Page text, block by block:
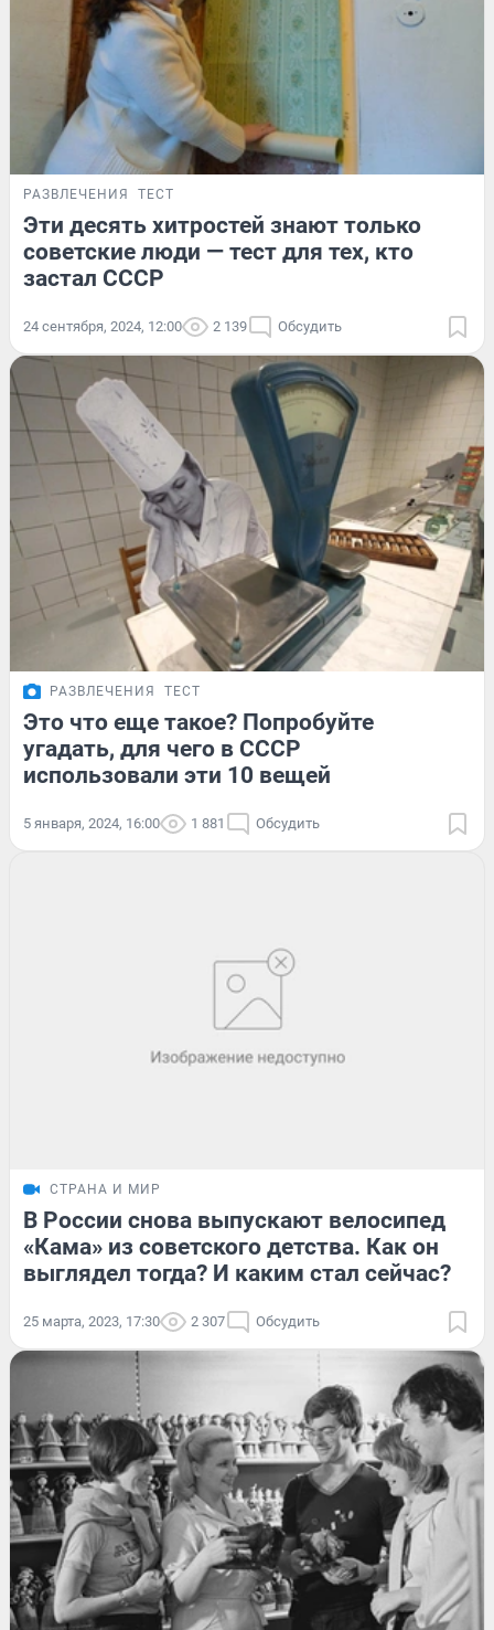
РАЗВЛЕЧЕНИЯ ТЕСТ
Эти десять хитростей знают только
советские люди — тест для тех, кто
застал СССР
24 сентября, 2024, 12:00 2 139 Обсудить
РАЗВЛЕЧЕНИЯ ТЕСТ
Это что еще такое? Попробуйте
угадать, для чего в СССР
использовали эти 10 вещей
5 января, 2024, 16:00 1 881 Обсудить
СТРАНА И МИР
В России снова выпускают велосипед
«Кама» из советского детства. Как он
выглядел тогда? И каким стал сейчас?
25 марта, 2023, 17:30 2 307 Обсудить